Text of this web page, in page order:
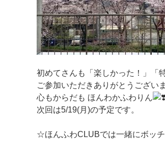
初めてさんも「楽しかった！」「
ご参加いただきありがとうござい
心もからだも ほんわかふわりん
次回は5/19(月)の予定です。
☆ほんふわCLUBでは一緒にボッ